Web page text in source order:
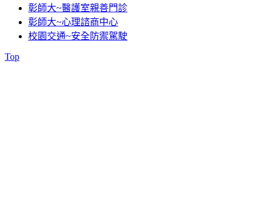
彰師大~醫護室親善門診
彰師大~心理諮商中心
校園交通~安全防禦駕駛
Top